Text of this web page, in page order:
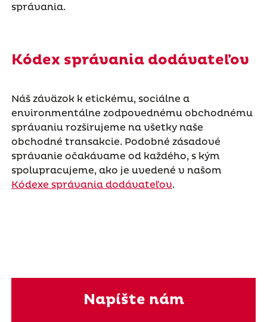
správania.
Kódex správania dodávateľov
Náš záväzok k etickému, sociálne a
environmentálne zodpovednému obchodnému
správaniu rozširujeme na všetky naše
obchodné transakcie. Podobné zásadové
správanie očakávame od každého, s kým
spolupracujeme, ako je uvedené v našom
Kódexe správania dodávateľov.
Napíšte nám